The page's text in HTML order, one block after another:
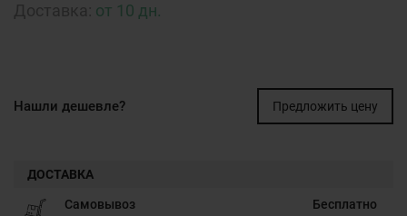
от 10 дн.
Нашли дешевле? Предложить цену
ДОСТАВКА
Самовывоз Бесплатно